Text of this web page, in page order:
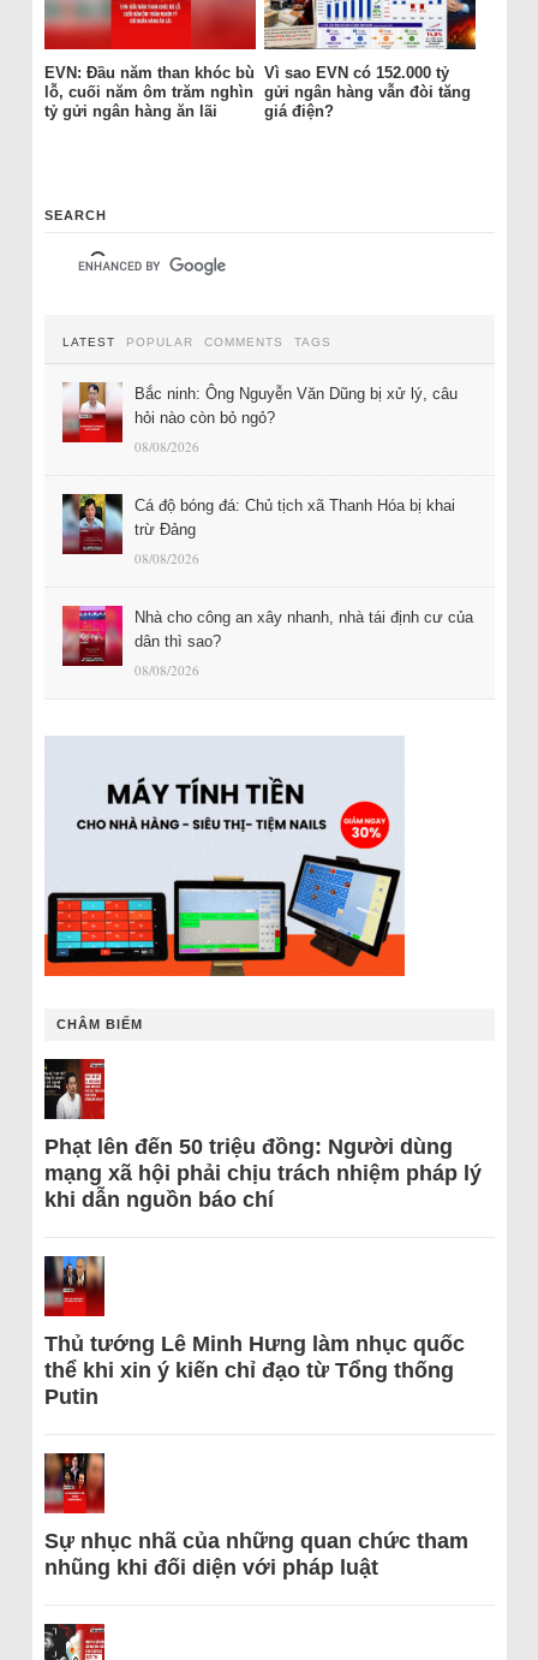
EVN: Đầu năm than khóc bù
lỗ, cuối năm ôm trăm nghìn
tỷ gửi ngân hàng ăn lãi
Vì sao EVN có 152.000 tỷ
gửi ngân hàng vẫn đòi tăng
giá điện?
SEARCH
LATEST POPULAR COMMENTS TAGS
Bắc ninh: Ông Nguyễn Văn Dũng bị xử lý, câu
hỏi nào còn bỏ ngỏ?
08/08/2026
Cá độ bóng đá: Chủ tịch xã Thanh Hóa bị khai
trừ Đảng
08/08/2026
Nhà cho công an xây nhanh, nhà tái định cư của
dân thì sao?
08/08/2026
CHÂM BIẾM
Phạt lên đến 50 triệu đồng: Người dùng
mạng xã hội phải chịu trách nhiệm pháp lý
khi dẫn nguồn báo chí
Thủ tướng Lê Minh Hưng làm nhục quốc
thể khi xin ý kiến chỉ đạo từ Tổng thống
Putin
Sự nhục nhã của những quan chức tham
nhũng khi đối diện với pháp luật